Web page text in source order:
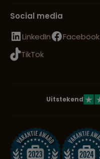
Social media
LinkedIn
Facebook
TikTok
Uitstekend